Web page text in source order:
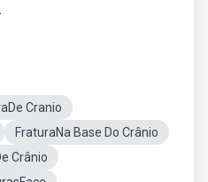
Cranio
FraturaNa Base Do Crânio
Crânio